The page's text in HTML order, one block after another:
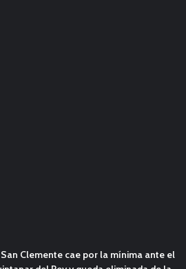
San Clemente cae por la mínima ante el